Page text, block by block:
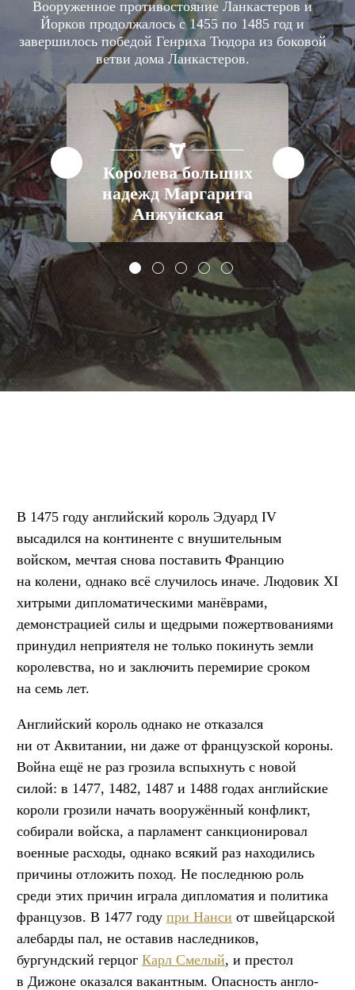
Вооруженное противостояние Ланкастеров и
Йорков продолжалось с 1455 по 1485 год и
завершилось победой Генриха Тюдора из боковой
ветви дома Ланкастеров.
и
СТАТЬИ ЕВРОПА XV ВЕК
Королева больших
надежд Маргарита
Анжуйская
В 1475 году английский король Эдуард IV
высадился на континенте с внушительным
войском, мечтая снова поставить Францию
на колени, однако всё случилось иначе. Людовик XI
хитрыми дипломатическими манёврами,
демонстрацией силы и щедрыми пожертвованиями
принудил неприятеля не только покинуть земли
королевства, но и заключить перемирие сроком
на семь лет.
Английский король однако не отказался
ни от Аквитании, ни даже от французской короны.
Война ещё не раз грозила вспыхнуть с новой
силой: в 1477, 1482, 1487 и 1488 годах английские
короли грозили начать вооружённый конфликт,
собирали войска, а парламент санкционировал
военные расходы, однако всякий раз находились
причины отложить поход. Не последнюю роль
среди этих причин играла дипломатия и политика
французов. В 1477 году при Нанси от швейцарской
алебарды пал, не оставив наследников,
бургундский герцог Карл Смелый, и престол
в Дижоне оказался вакантным. Опасность англо-